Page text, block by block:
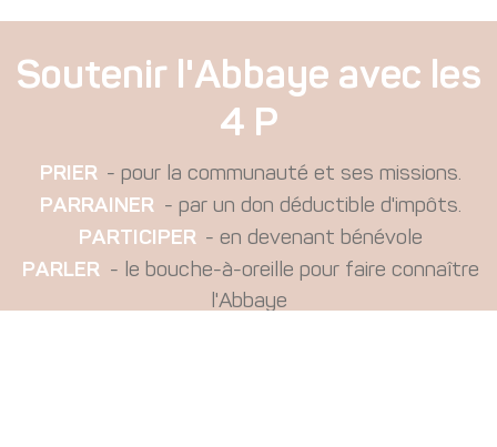
Soutenir l'Abbaye avec les
4 P
PRIER - pour la communauté et ses missions.
PARRAINER - par un don déductible d'impôts.
PARTICIPER - en devenant bénévole
PARLER - le bouche-à-oreille pour faire connaître
l'Abbaye